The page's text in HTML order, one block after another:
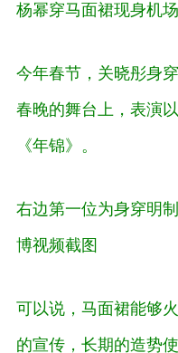
杨幂穿马面裙现身机
今年春节，关晓彤身
春晚的舞台上，表演
《年锦》。
右边第一位为身穿明
博视频截图
可以说，马面裙能够
的宣传，长期的造势